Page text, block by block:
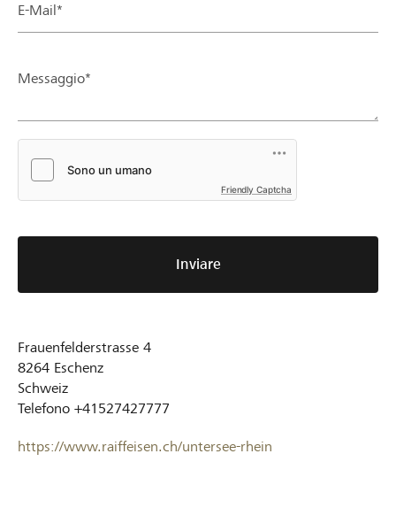
E-Mail*
Messaggio*
Friendly Captcha
Inviare
Frauenfelderstrasse 4
8264 Eschenz
Schweiz
Telefono +41527427777
https://www.raiffeisen.ch/untersee-rhein